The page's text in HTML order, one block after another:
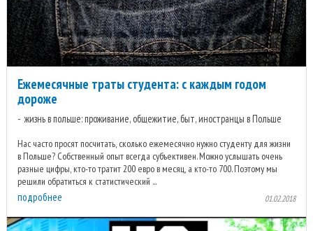
Ежемесячные траты студента: с каждым годом
дороже
жизнь в польше: проживание, общежитие, быт, иностранцы в Польше
Нас часто просят посчитать, сколько ежемесячно нужно студенту для жизни
в Польше? Собственный опыт всегда субъективен. Можно услышать очень
разные цифры, кто-то тратит 200 евро в месяц, а кто-то 700. Поэтому мы
решили обратиться к статистический ...
подробнее 01.02.2018